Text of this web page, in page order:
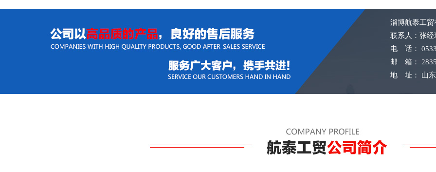
淄博航泰工贸
联系人：张经
电 话：
邮 箱：
地 址： 山东